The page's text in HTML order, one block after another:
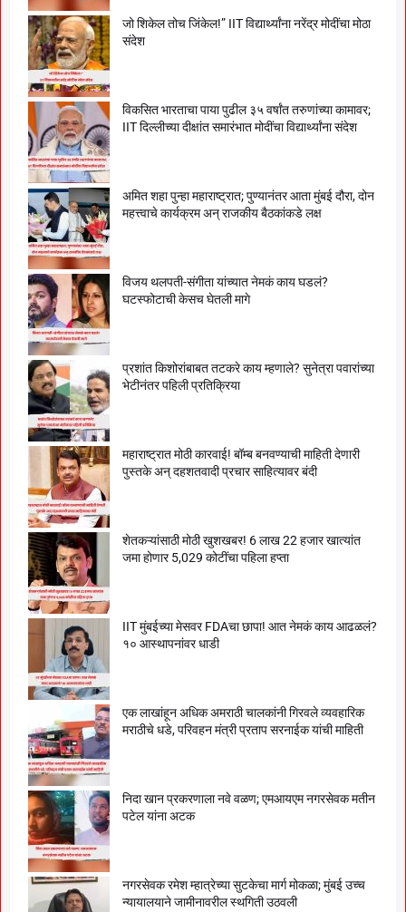
जो शिकेल तोच जिंकेल!” IIT विद्यार्थ्यांना नरेंद्र मोदींचा मोठा
संदेश
विकसित भारताचा पाया पुढील ३५ वर्षांत तरुणांच्या कामावर;
IIT दिल्लीच्या दीक्षांत समारंभात मोदींचा विद्यार्थ्यांना संदेश
अमित शहा पुन्हा महाराष्ट्रात; पुण्यानंतर आता मुंबई दौरा, दोन
महत्त्वाचे कार्यक्रम अन् राजकीय बैठकांकडे लक्ष
विजय थलपती-संगीता यांच्यात नेमकं काय घडलं?
घटस्फोटाची केसच घेतली मागे
प्रशांत किशोरांबाबत तटकरे काय म्हणाले? सुनेत्रा पवारांच्या
भेटीनंतर पहिली प्रतिक्रिया
महाराष्ट्रात मोठी कारवाई! बॉम्ब बनवण्याची माहिती देणारी
पुस्तके अन् दहशतवादी प्रचार साहित्यावर बंदी
शेतकऱ्यांसाठी मोठी खुशखबर! 6 लाख 22 हजार खात्यांत
जमा होणार 5,029 कोटींचा पहिला हप्ता
IIT मुंबईच्या मेसवर FDAचा छापा! आत नेमकं काय आढळलं?
१० आस्थापनांवर धाडी
एक लाखांहून अधिक अमराठी चालकांनी गिरवले व्यवहारिक
मराठीचे धडे, परिवहन मंत्री प्रताप सरनाईक यांची माहिती
निदा खान प्रकरणाला नवे वळण; एमआयएम नगरसेवक मतीन
पटेल यांना अटक
नगरसेवक रमेश म्हात्रेच्या सुटकेचा मार्ग मोकळा; मुंबई उच्च
न्यायालयाने जामीनावरील स्थगिती उठवली